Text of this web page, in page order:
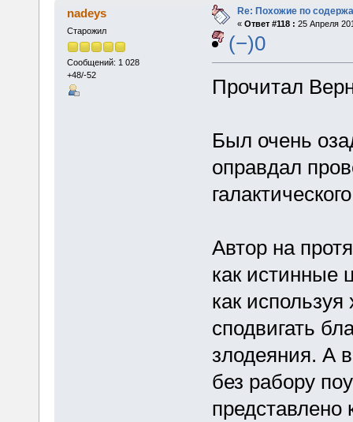
nadeys
Старожил
Сообщений: 1 028
+48/-52
Re: Похожие по
« Ответ #118 : 25 Апреля
(−)0
Прочитал
Был очень
оправдал
Автор на
как истинные
как
сподвигать
злодеяния. А
без рабору
представлено